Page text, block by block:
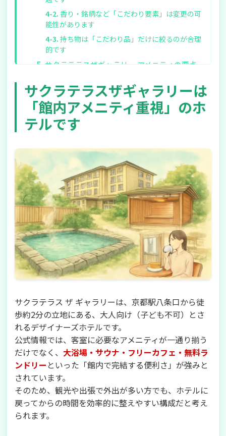
香り・銘柄など「こだわり要素」は変更の可
能性があります
持ち物は「こだわり品」だけに絞るのが合理
的です
サクラテラスザギャラリー アメニティの要点
アメニティ重視の京都ステイなら、候補に入れ
る価値があります
サクラテラスザギャラリーは
「館内アメニティ重視」のホ
テルです
サクラテラス ザ ギャラリーは、京都駅八条口から徒
歩約2分の立地にある、大人向け（子ども不可）とさ
れるデザイナーズホテルです。
公式情報では、客室に必要なアメニティが一通り揃う
だけでなく、 大浴場・サウナ・フリーカフェ・無料ラ
ンドリー といった「館内で完結する便利さ」が強みと
されています。
そのため、観光や出張で外出が多い方でも、ホテルに
戻ってからの時間を効率的に整えやすい構成だと考え
られます。